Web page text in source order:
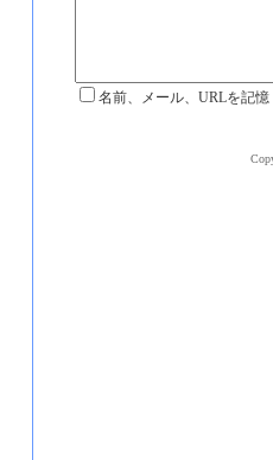
名前、メール、URLを記憶